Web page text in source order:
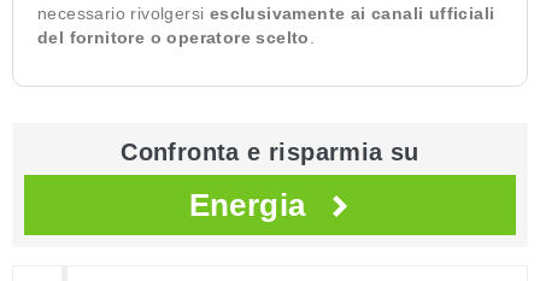
necessario rivolgersi esclusivamente ai canali ufficiali
del fornitore o operatore scelto
Confronta e risparmia su
Energia